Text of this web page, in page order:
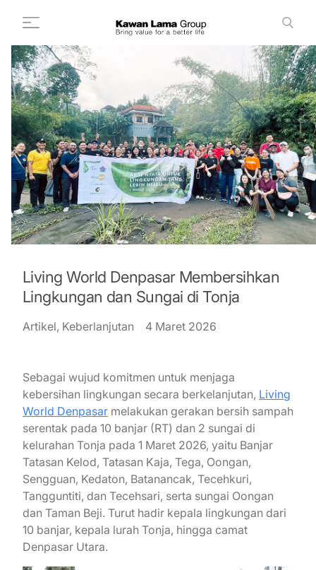
Cari
ID EN
Tentang Kami +
Bisnis +
Keberlanjutan
Ruang Berita
Investor
FAQ
Karir
Hubungi Kami
Living World Denpasar Membersihkan
Lingkungan dan Sungai di Tonja
Artikel, Keberlanjutan 4 Maret 2026
Sebagai wujud komitmen untuk menjaga
kebersihan lingkungan secara berkelanjutan, Living
World Denpasar melakukan gerakan bersih sampah
serentak pada 10 banjar (RT) dan 2 sungai di
kelurahan Tonja pada 1 Maret 2026, yaitu Banjar
Tatasan Kelod, Tatasan Kaja, Tega, Oongan,
Sengguan, Kedaton, Batanancak, Tecehkuri,
Tangguntiti, dan Tecehsari, serta sungai Oongan
dan Taman Beji. Turut hadir kepala lingkungan dari
10 banjar, kepala lurah Tonja, hingga camat
Denpasar Utara.